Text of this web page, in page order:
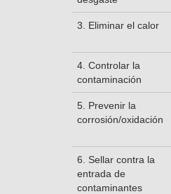
3. Eliminar el calor
4. Controlar la
contaminación
5. Prevenir la
corrosión/oxidación
6. Sellar contra la
entrada de
contaminantes